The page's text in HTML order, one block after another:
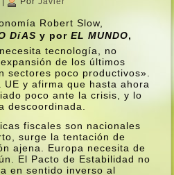
Robert Slow,
DíAS y porEL MUNDO,
tecnologí­a, no
de los últimos
sectores poco productivos».
y afirma que hasta ahora
poco ante la crisis, y lo
descoordinada.
fiscales son nacionales
surge la tentación de
ajena. Europa necesita de
El Pacto de Estabilidad no
en sentido inverso al